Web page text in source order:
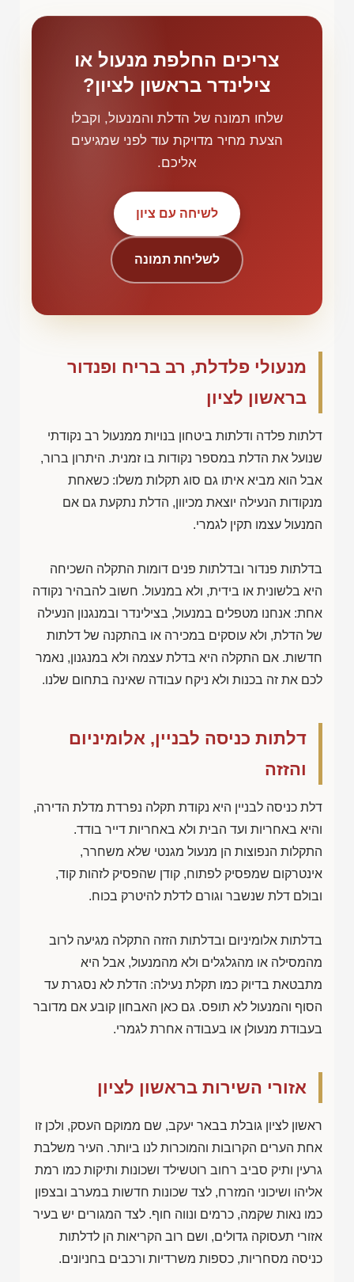
צריכים החלפת מנעול או
צילינדר בראשון לציון?
שלחו תמונה של הדלת והמנעול, וקבלו
הצעת מחיר מדויקת עוד לפני שמגיעים
אליכם.
לשיחה עם ציון
לשליחת תמונה
מנעולי פלדלת, רב בריח ופנדור
בראשון לציון
דלתות פלדה ודלתות ביטחון בנויות ממנעול רב נקודתי
שנועל את הדלת במספר נקודות בו זמנית. היתרון ברור,
אבל הוא מביא איתו גם סוג תקלות משלו: כשאחת
מנקודות הנעילה יוצאת מכיוון, הדלת נתקעת גם אם
המנעול עצמו תקין לגמרי.
בדלתות פנדור ובדלתות פנים דומות התקלה השכיחה
היא בלשונית או בידית, ולא במנעול. חשוב להבהיר נקודה
אחת: אנחנו מטפלים במנעול, בצילינדר ובמנגנון הנעילה
של הדלת, ולא עוסקים במכירה או בהתקנה של דלתות
חדשות. אם התקלה היא בדלת עצמה ולא במנגנון, נאמר
לכם את זה בכנות ולא ניקח עבודה שאינה בתחום שלנו.
דלתות כניסה לבניין, אלומיניום
והזזה
דלת כניסה לבניין היא נקודת תקלה נפרדת מדלת הדירה,
והיא באחריות ועד הבית ולא באחריות דייר בודד.
התקלות הנפוצות הן מנעול מגנטי שלא משחרר,
אינטרקום שמפסיק לפתוח, קודן שהפסיק לזהות קוד,
ובולם דלת שנשבר וגורם לדלת להיטרק בכוח.
בדלתות אלומיניום ובדלתות הזזה התקלה מגיעה לרוב
מהמסילה או מהגלגלים ולא מהמנעול, אבל היא
מתבטאת בדיוק כמו תקלת נעילה: הדלת לא נסגרת עד
הסוף והמנעול לא תופס. גם כאן האבחון קובע אם מדובר
בעבודת מנעולן או בעבודה אחרת לגמרי.
אזורי השירות בראשון לציון
ראשון לציון גובלת בבאר יעקב, שם ממוקם העסק, ולכן זו
אחת הערים הקרובות והמוכרות לנו ביותר. העיר משלבת
גרעין ותיק סביב רחוב רוטשילד ושכונות ותיקות כמו רמת
אליהו ושיכוני המזרח, לצד שכונות חדשות במערב ובצפון
כמו נאות שקמה, כרמים ונווה חוף. לצד המגורים יש בעיר
אזורי תעסוקה גדולים, ושם רוב הקריאות הן לדלתות
כניסה מסחריות, כספות משרדיות ורכבים בחניונים.